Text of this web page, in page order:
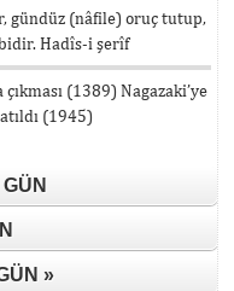
gündüz (nâfile) oruç tutup,
Hadîs-i şerîf
çıkması (1389) Nagazaki’ye
(1945)
»